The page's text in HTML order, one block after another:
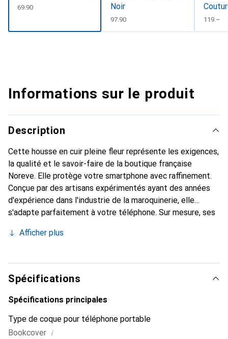
CHF
69.90
Noir
CHF
97.90 CHF
119.–
Informations sur le produit
Description
Cette housse en cuir pleine fleur représente les exigences,
la qualité et le savoir-faire de la boutique française
Noreve. Elle protège votre smartphone avec raffinement.
Conçue par des artisans expérimentés ayant des années
d'expérience dans l'industrie de la maroquinerie, elle
s'adapte parfaitement à votre téléphone. Sur mesure, ses
devient l'accessoire chic et indispensable pour votre
internationalement pour ses produits de haute qualité et
constitue un choix fiable pour une clientèle exigeante.
Afficher plus
Spécifications
Spécifications principales
Type de coque pour téléphone portable
Bookcover i